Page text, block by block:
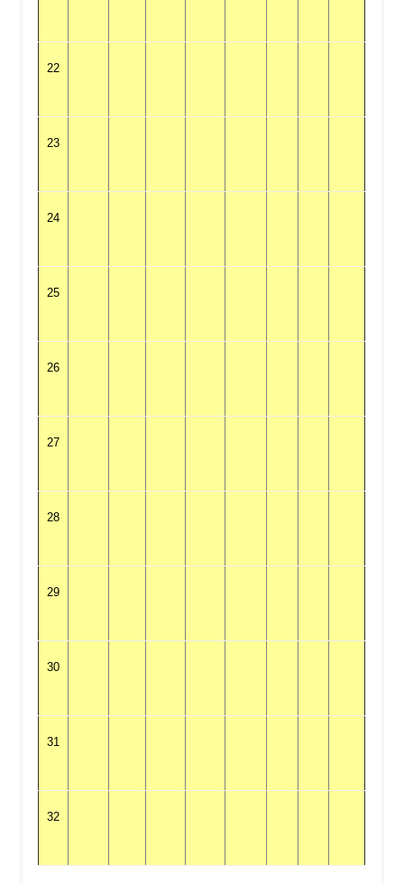
22
23
24
25
26
27
28
29
30
31
32